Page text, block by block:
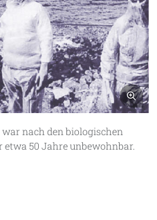
nach den biologischen
50 Jahre unbewohnbar.